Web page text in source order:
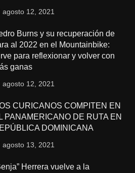
agosto 12, 2021
Burns y su recuperación de
al 2022 en el Mountainbike:
para reflexionar y volver con
ganas
agosto 12, 2021
CURICANOS COMPITEN EN
PANAMERICANO DE RUTA EN
DOMINICANA
agosto 13, 2021
Herrera vuelve a la